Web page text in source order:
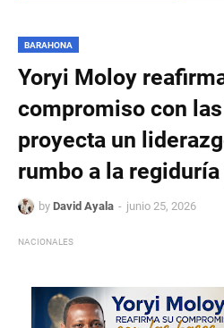
BARAHONA
Yoryi Moloy
compromiso con
proyecta un
rumbo a la
by David Ayala junio 25, 2026
NACIONALES